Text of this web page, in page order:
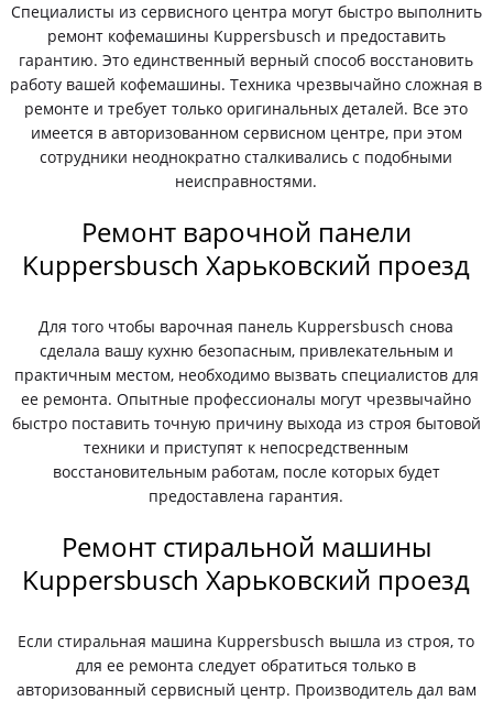
Специалисты из сервисного центра могут быстро выполнить
ремонт кофемашины Kuppersbusch и предоставить
гарантию. Это единственный верный способ восстановить
работу вашей кофемашины. Техника чрезвычайно сложная в
ремонте и требует только оригинальных деталей. Все это
имеется в авторизованном сервисном центре, при этом
сотрудники неоднократно сталкивались с подобными
неисправностями.
Ремонт варочной панели
Kuppersbusch Харьковский проезд
Для того чтобы варочная панель Kuppersbusch снова
сделала вашу кухню безопасным, привлекательным и
практичным местом, необходимо вызвать специалистов для
ее ремонта. Опытные профессионалы могут чрезвычайно
быстро поставить точную причину выхода из строя бытовой
техники и приступят к непосредственным
восстановительным работам, после которых будет
предоставлена гарантия.
Ремонт стиральной машины
Kuppersbusch Харьковский проезд
Если стиральная машина Kuppersbusch вышла из строя, то
для ее ремонта следует обратиться только в
авторизованный сервисный центр. Производитель дал вам